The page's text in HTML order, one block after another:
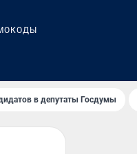
в депутаты Госдумы